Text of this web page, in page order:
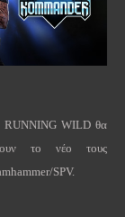
RUNNING WILD θα
το νέο τους
/SPV.